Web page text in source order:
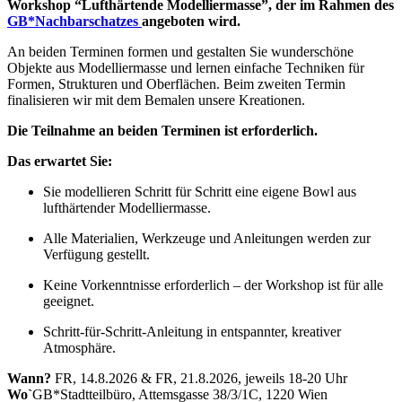
Workshop “Lufthärtende Modelliermasse”, der im Rahmen des
GB*Nachbarschatzes angeboten wird.
An beiden Terminen formen und gestalten Sie wunderschöne
Objekte aus Modelliermasse und lernen einfache Techniken für
Formen, Strukturen und Oberflächen. Beim zweiten Termin
finalisieren wir mit dem Bemalen unsere Kreationen.
Die Teilnahme an beiden Terminen ist erforderlich.
Das erwartet Sie:
Sie modellieren Schritt für Schritt eine eigene Bowl aus
lufthärtender Modelliermasse.
Alle Materialien, Werkzeuge und Anleitungen werden zur
Verfügung gestellt.
Keine Vorkenntnisse erforderlich – der Workshop ist für alle
geeignet.
Schritt-für-Schritt-Anleitung in entspannter, kreativer
Atmosphäre.
Wann? FR, 14.8.2026 & FR, 21.8.2026, jeweils 18-20 Uhr
Wo`GB*Stadtteilbüro, Attemsgasse 38/3/1C, 1220 Wien